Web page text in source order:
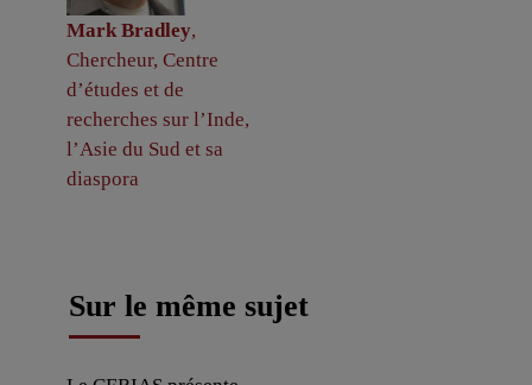
Mark Bradley,
Chercheur, Centre
d’études et de
recherches sur l’Inde,
l’Asie du Sud et sa
diaspora
Sur le même sujet